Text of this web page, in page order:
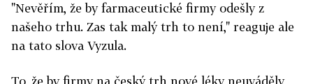
"Nevěřím, že by farmaceutické firmy odešly z
našeho trhu. Zas tak malý trh to není," reaguje ale
na tato slova Vyzula.
To, že by firmy na český trh nové léky neuváděly,